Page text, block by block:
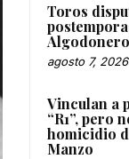
Toros
agosto 7, 2026
Vinculan a
“R1”, pero
homicidio
Manzo